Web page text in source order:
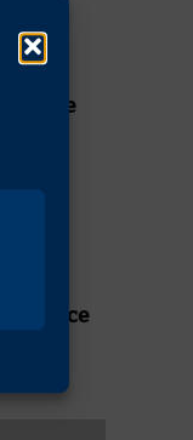
puede
vence